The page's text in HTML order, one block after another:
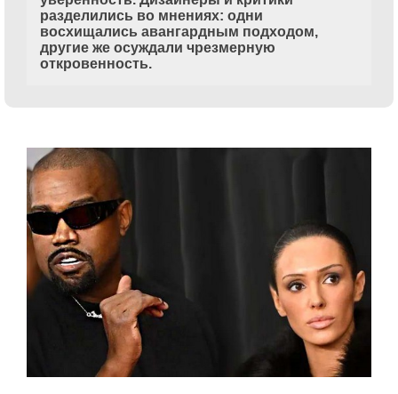
разделились во мнениях: одни
восхищались авангардным подходом,
другие же осуждали чрезмерную
откровенность.